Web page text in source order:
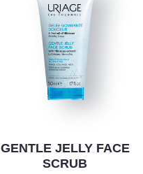
GENTLE JELLY FACE
SCRUB